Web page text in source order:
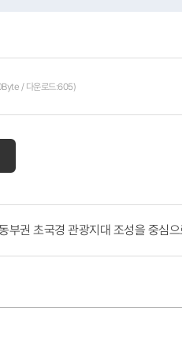
/ 다운로드:605)
부권 초국경 관광지대 조성을 중심으